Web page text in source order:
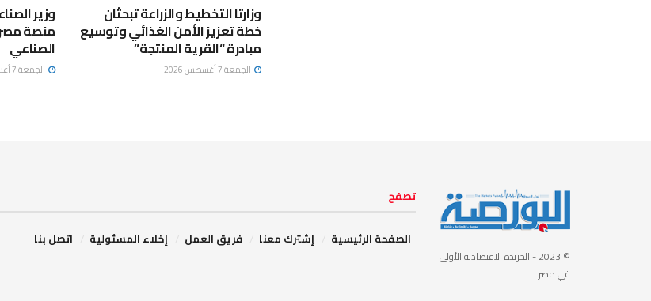
وزارتا التخطيط والزراعة تبحثان
خطة تعزيز الأمن الغذائي وتوسيع
مبادرة “القرية المنتجة”
الجمعة 7 أغسطس 2026
وزير
منصة
الصناعي
الجمعة 7 أغسطس 2026
© 2023
- الجريدة الاقتصادية الأولى
في مصر
تصفح
الصفحة الرئيسية إشترك معنا فريق العمل إخلاء المسئولية اتصل بنا